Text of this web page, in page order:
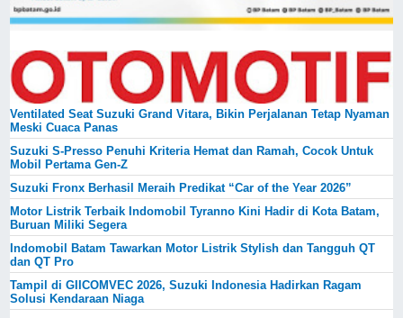
Ventilated Seat Suzuki Grand Vitara, Bikin Perjalanan Tetap Nyaman
Meski Cuaca Panas
Suzuki S-Presso Penuhi Kriteria Hemat dan Ramah, Cocok Untuk
Mobil Pertama Gen-Z
Suzuki Fronx Berhasil Meraih Predikat “Car of the Year 2026”
Motor Listrik Terbaik Indomobil Tyranno Kini Hadir di Kota Batam,
Buruan Miliki Segera
Indomobil Batam Tawarkan Motor Listrik Stylish dan Tangguh QT
dan QT Pro
Tampil di GIICOMVEC 2026, Suzuki Indonesia Hadirkan Ragam
Solusi Kendaraan Niaga